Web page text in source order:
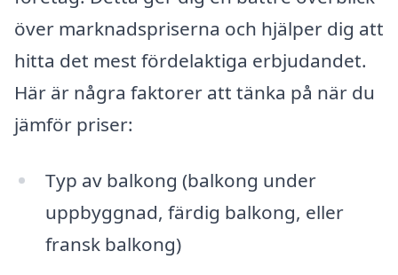
över marknadspriserna och hjälper dig att
hitta det mest fördelaktiga erbjudandet.
Här är några faktorer att tänka på när du
jämför priser:
Typ av balkong (balkong under
uppbyggnad, färdig balkong, eller
fransk balkong)